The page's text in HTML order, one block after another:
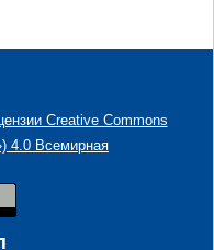
Creative Commons
4.0 Всемирная